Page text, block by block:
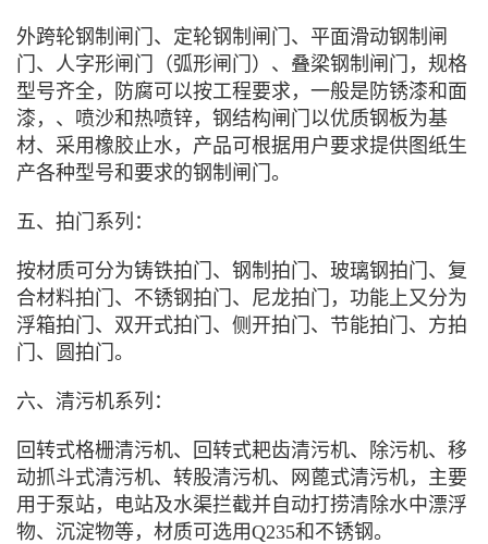
外跨轮钢制闸门、定轮钢制闸门、平面滑动钢制闸
门、人字形闸门（弧形闸门）、叠梁钢制闸门，规格
型号齐全，防腐可以按工程要求，一般是防锈漆和面
漆，、喷沙和热喷锌，钢结构闸门以优质钢板为基
材、采用橡胶止水，产品可根据用户要求提供图纸生
产各种型号和要求的钢制闸门。
五、拍门系列：
按材质可分为铸铁拍门、钢制拍门、玻璃钢拍门、复
合材料拍门、不锈钢拍门、尼龙拍门，功能上又分为
浮箱拍门、双开式拍门、侧开拍门、节能拍门、方拍
门、圆拍门。
六、清污机系列：
回转式格栅清污机、回转式耙齿清污机、除污机、移
动抓斗式清污机、转股清污机、网蓖式清污机，主要
用于泵站，电站及水渠拦截并自动打捞清除水中漂浮
物、沉淀物等，材质可选用Q235和不锈钢。